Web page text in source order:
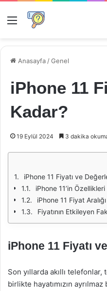
Menü
Anasayfa /Genel
iPhone 11
Kadar?
19 Eylül 2024 3 dakika
iPhone 11 Fiyatı ve
iPhone 11’in Özellikleri
iPhone 11 Fiyat Aralığı
Fiyatının Etkileyen
iPhone 11 Fiyatı
Son yıllarda akıllı
birlikte hayatımızın